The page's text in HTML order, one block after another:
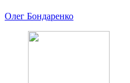
Олег Бондаренко